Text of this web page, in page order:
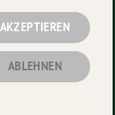
AKZEPTIEREN
ABLEHNEN